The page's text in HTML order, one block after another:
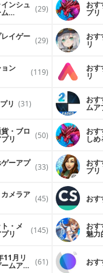
ンシュ (29) おす
プリ
イゲー (29) おす
リ
ン (119) おす
リ
リ (31) おす
ムア
・ブロ
リ (50) おす
し
ーアプ (33) おす
プリ
メラア (45) おす
・メ
リ (145) おす
魅力
11月リ
ムアプ (61) おす